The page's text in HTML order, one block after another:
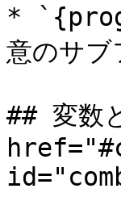
*
意のサ
## 変数